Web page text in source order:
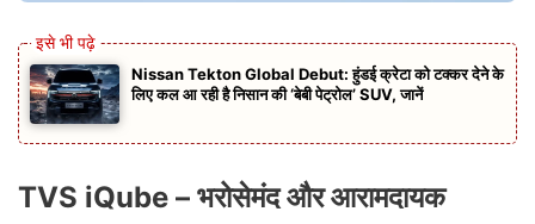
Nissan Tekton Global Debut: हुंडई क्रेटा को टक्कर देने के
लिए कल आ रही है निसान की ‘बेबी पेट्रोल’ SUV, जानें
TVS iQube – भरोसेमंद और आरामदायक